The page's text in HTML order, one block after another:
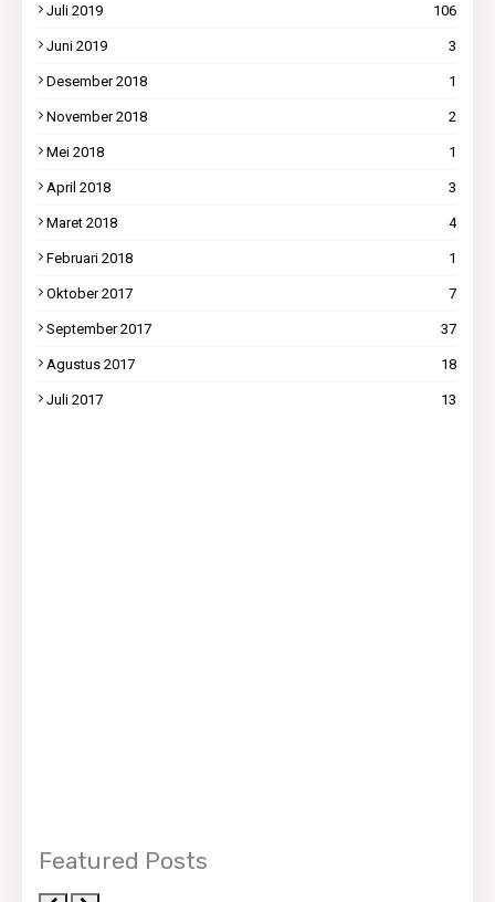
Juli 2019 106
Juni 2019 3
Desember 2018 1
November 2018 2
Mei 2018 1
April 2018 3
Maret 2018 4
Februari 2018 1
Oktober 2017 7
September 2017 37
Agustus 2017 18
Juli 2017 13
Featured Posts